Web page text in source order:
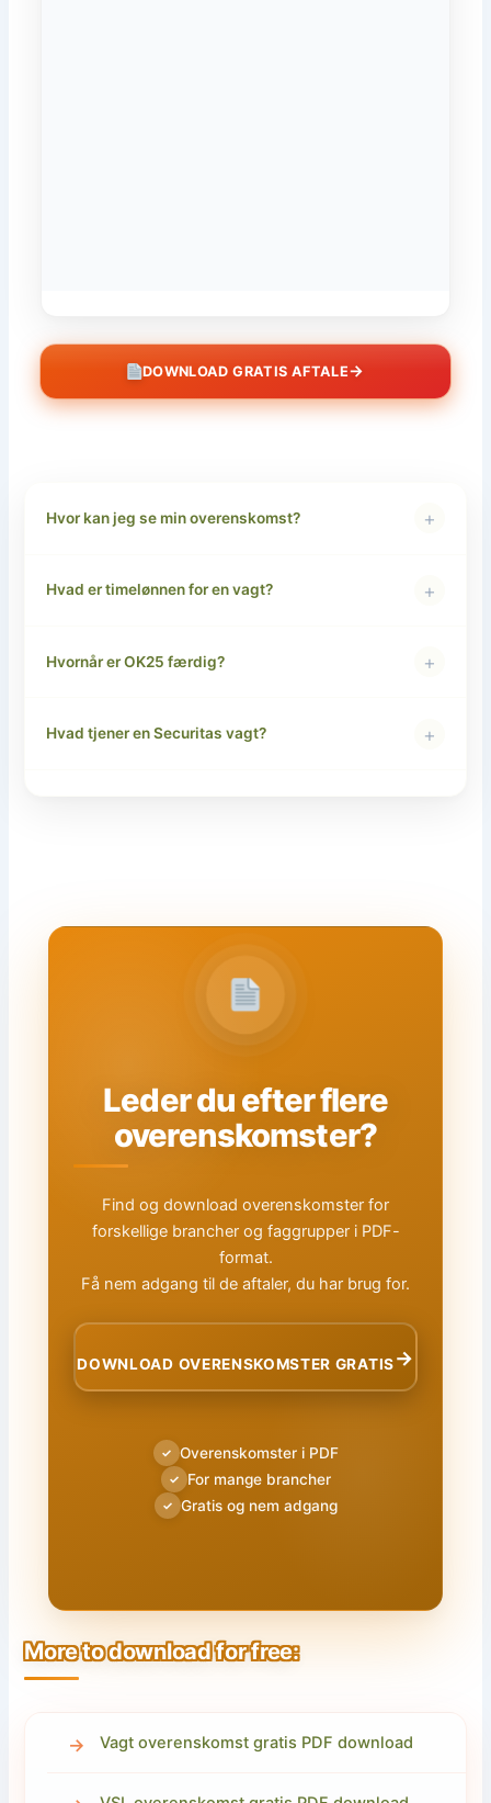
DOWNLOAD GRATIS AFTALE→
Hvor kan jeg se min overenskomst? +
Hvad er timelønnen for en vagt? +
Hvornår er OK25 færdig? +
Hvad tjener en Securitas vagt? +
Leder du efter flere
overenskomster?
Find og download overenskomster for
forskellige brancher og faggrupper i PDF-
format.
Få nem adgang til de aftaler, du har brug for.
DOWNLOAD OVERENSKOMSTER GRATIS→
✓ Overenskomster i PDF
✓ For mange brancher
✓ Gratis og nem adgang
More to download for free:
Vagt overenskomst gratis PDF download